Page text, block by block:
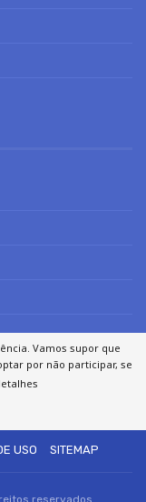
USO SITEMAP
Vamos supor que
por não participar, se